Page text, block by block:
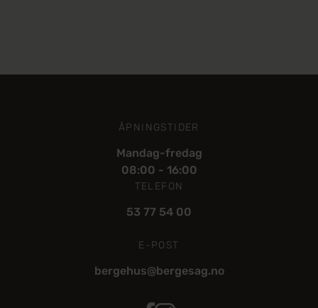
ÅPNINGSTIDER
Mandag-fredag
08:00 - 16:00
TELEFON
53 77 54 00
E-POST
bergehus@bergesag.no